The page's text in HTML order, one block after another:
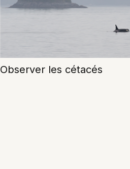
Observer les cétacés